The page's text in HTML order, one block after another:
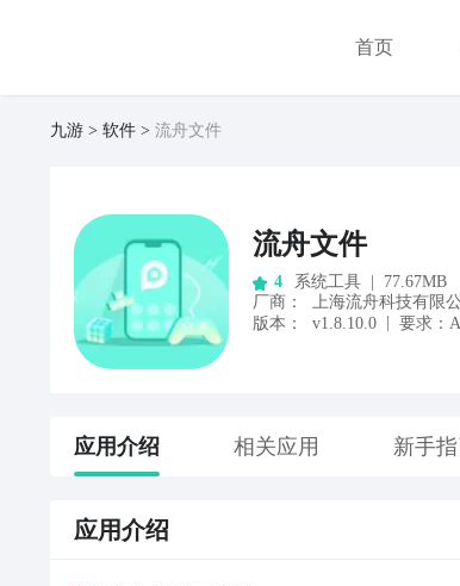
首页
九游 软件 流舟文件
流舟文件
4 系统工具
77.67MB
厂商 ： 上海流舟科技有限
版本：
v1.8.10.0 要求：
应用介绍 相关应用 新手指
应用介绍